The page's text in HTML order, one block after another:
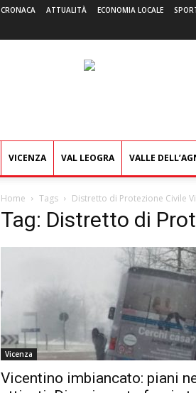
CRONACA ATTUALITÀ ECONOMIA LOCALE
VICENZA VAL LEOGRA VALLE
Home Tags Distretto di Protezione Civile
Tag: Distretto di
Vicenza
Vicentino imbiancato: piani